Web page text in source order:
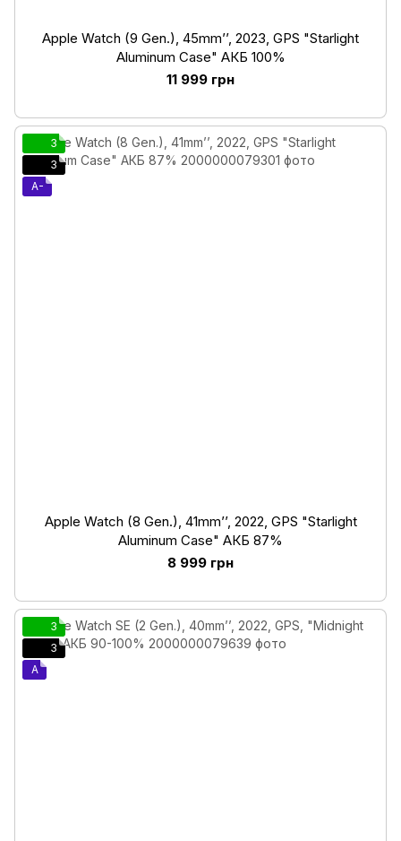
Apple Watch (9 Gen.), 45mm’’, 2023, GPS "Starlight
Aluminum Case" АКБ 100%
11 999 грн
3
3
A-
Apple Watch (8 Gen.), 41mm’’, 2022, GPS "Starlight
Aluminum Case" АКБ 87%
8 999 грн
3
3
A